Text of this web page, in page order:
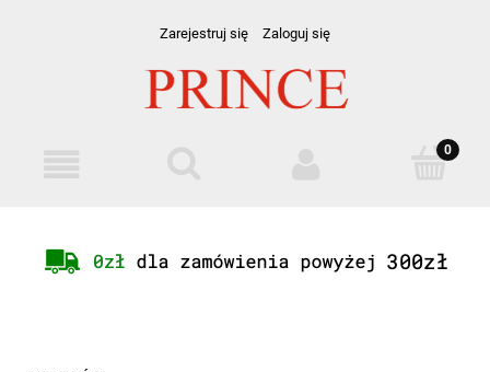
Zarejestruj się Zaloguj się